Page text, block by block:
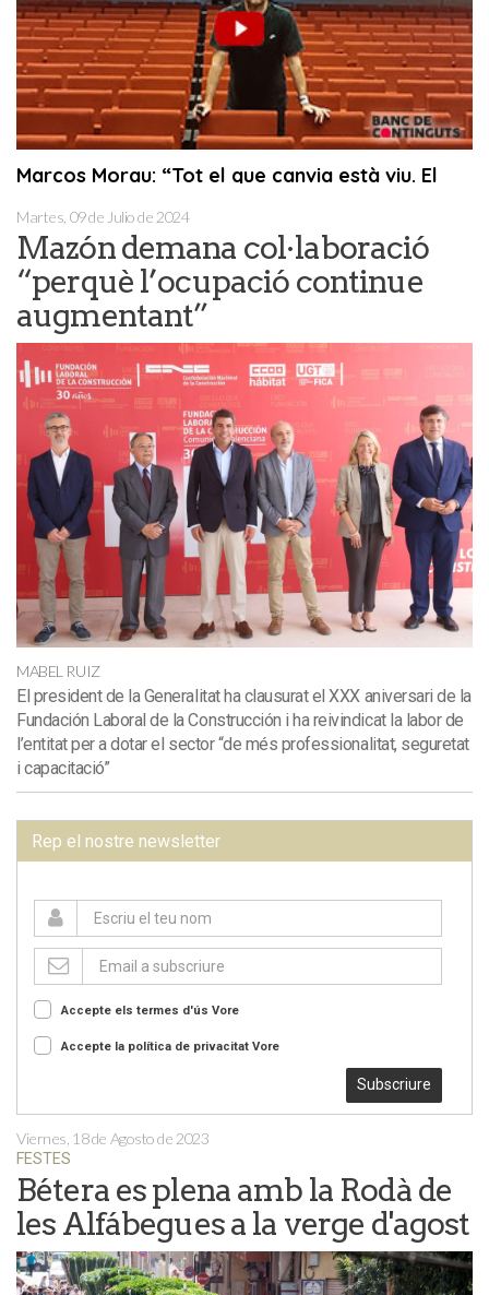
Martes, 09 de Julio de 2024
Mazón demana col·laboració
“perquè l’ocupació continue
augmentant”
MABEL RUIZ
El president de la Generalitat ha clausurat el XXX aniversari de la
Fundación Laboral de la Construcción i ha reivindicat la labor de
l’entitat per a dotar el sector “de més professionalitat, seguretat
i capacitació”
Rep el nostre newsletter
Accepte els termes d'ús Vore
Accepte la política de privacitat Vore
Subscriure
Viernes, 18 de Agosto de 2023
FESTES
Bétera es plena amb la Rodà de
les Alfábegues a la verge d'agost